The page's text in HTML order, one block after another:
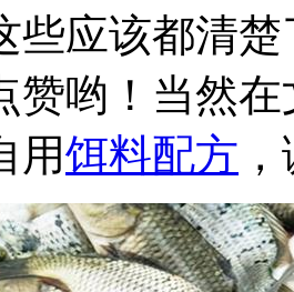
些应该都清
赞哟！当然
用饵料配方